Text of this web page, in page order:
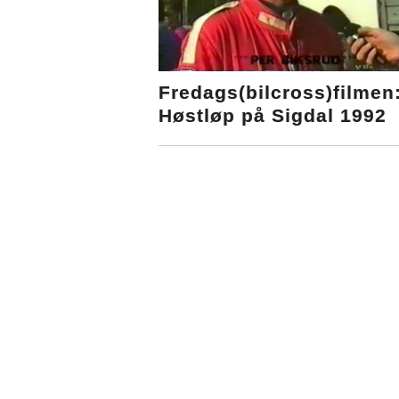
Høstløp på Sigdal 1992